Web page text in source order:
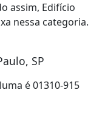
assim, Edifício
nessa categoria.
SP
é 01310-915